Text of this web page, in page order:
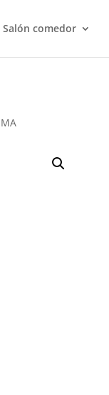
Salón comedor